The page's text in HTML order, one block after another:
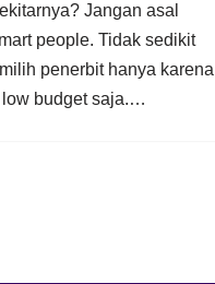
Jangan asal
people. Tidak sedikit
penerbit hanya karena
low budget saja.…